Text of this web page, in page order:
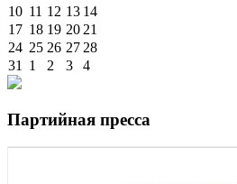
10 11 12 13 14
17 18 19 20 21
24 25 26 27 28
31
1 2 3 4
Партийная пресса